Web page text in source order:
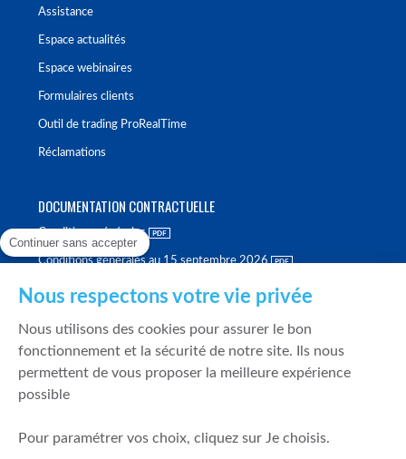
Assistance
Espace actualités
Espace webinaires
Formulaires clients
Outil de trading ProRealTime
Réclamations
DOCUMENTATION CONTRACTUELLE
Conditions générales
Conditions générales au 15 septembre 2026
Politique de meilleure sélection
Politique de durabilité
Fonds de garantie des dépôts et de résolution
Continuer sans accepter
Nous respectons votre vie privée
Nous utilisons des cookies pour assurer le bon
fonctionnement et la sécurité de notre site. Ils nous
permettent de vous proposer la meilleure expérience
possible
Pour paramétrer vos choix, cliquez sur Je choisis.